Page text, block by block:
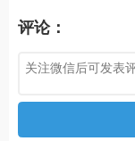
评论：